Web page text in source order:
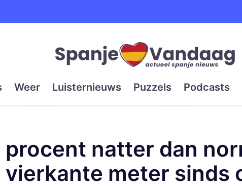
en grootste digitale
Weer Luisternieuws Puzzels Podcasts
procent natter dan
vierkante meter sinds